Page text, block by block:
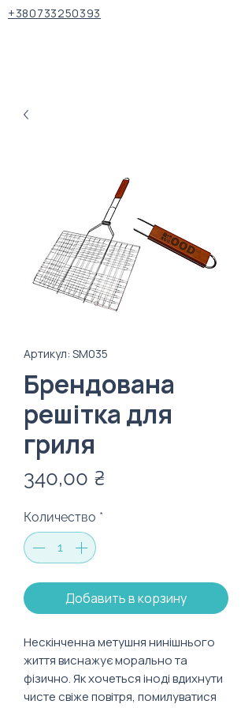
+380733250393
Артикул: SM035
Брендована
решітка для
г риля
340,00 ₴
Количество *
Добавить в корзину
Нескінченна метушня нинішнього
життя виснажує морально та
фізично. Як хочеться іноді вдихнути
чисте свіже повітря, помилуватися